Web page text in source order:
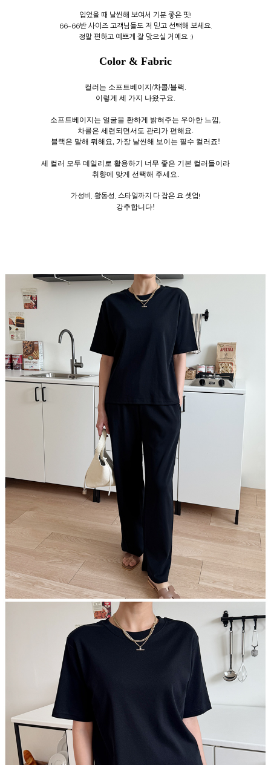
입었을 때 날씬해 보여서 기분 좋은 핏!
66~66반 사이즈 고객님들도 저 믿고 선택해 보세요.
정말 편하고 예쁘게 잘 맞으실 거예요 :)
Color & Fabric
컬러는 소프트베이지/차콜/블랙.
이렇게 세 가지 나왔구요.
소프트베이지는 얼굴을 환하게 밝혀주는 우아한 느낌,
차콜은 세련되면서도 관리가 편해요.
블랙은 말해 뭐해요, 가장 날씬해 보이는 필수 컬러죠!
세 컬러 모두 데일리로 활용하기 너무 좋은 기본 컬러들이라
취향에 맞게 선택해 주세요.
가성비, 활동성, 스타일까지 다 잡은 요 셋업!
강추합니다!